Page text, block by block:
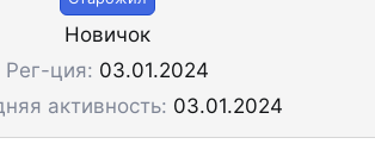
Новичок
Рег-ция 03.01.2024
активность 03.01.2024